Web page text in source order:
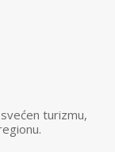
turizmu,